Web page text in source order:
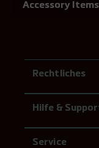
Accessory Items
Rechtliches
Hilfe &
Service